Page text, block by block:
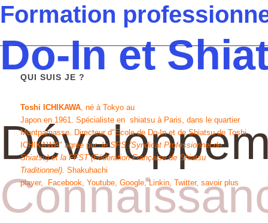
Formation
Do-In et
QUI SUIS JE ?
Toshi ICHIKAWA, né à Tokyo au
Japon en 1961. Spécialiste en shiatsuà Paris, dans le quartier
Montparnasse. Directeur d" Ecole de Do-In et de Shiatsu de Toshi
ICHIKAWA" agrée par le SPS (Syndicat Professionnel de
Shiatsu)et la FFST(Fédération Française de Shiatsu
Traditionnel). Shakuhachi
player, Facebook Youtube, Google,Linkin, Twitter, savoir plus